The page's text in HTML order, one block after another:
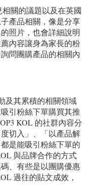
關的議題以及在英國
產品相關，像是分享
照片，也會詳細說明
內容讓身為家長的粉
問團購產品的相關內
及其累積的相關領域
引粉絲下單購買其推
KOL 的社群內容分
切入」、「以產品解
是能吸引粉絲下單的
與品牌合作的方式
、有些是以團購優惠
過往的貼文成效，